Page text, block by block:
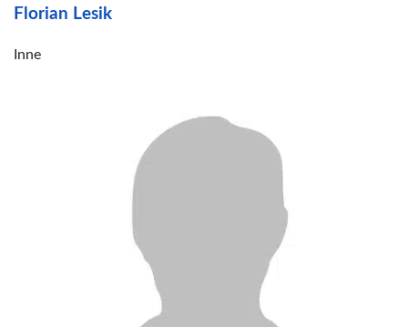
Florian Lesik
Inne